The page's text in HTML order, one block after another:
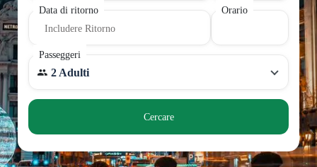
Data di ritorno
Includere Ritorno
Orario
Passeggeri
2 Adulti
Cercare